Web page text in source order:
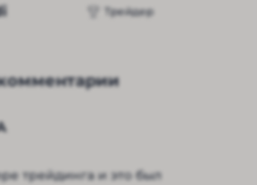
Трейдер
трейдинга и это был